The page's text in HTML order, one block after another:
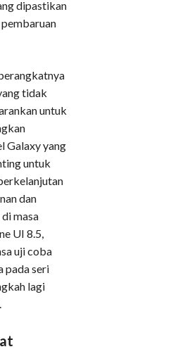
dipastikan
tidak
untuk
Galaxy yang
untuk
dan
masa
UI 8.5,
uji coba
pada seri
lagi